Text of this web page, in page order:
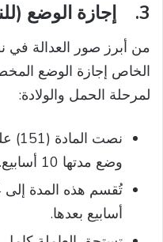
3. إجازة الوضع
من أبرز صور العدالة في
الخاص إجازة الوضع
لمرحلة الحمل والولادة:
نصت
وضع مدتها 10 أسابيع.
أسابيع بعدها.